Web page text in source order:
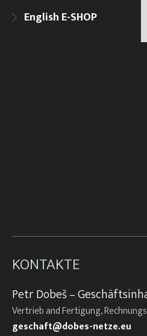
English E-SHOP
KONTAKTE
Petr Dobeš –
Vertrieb and Fertigung,
geschaft@dobes-netze.eu